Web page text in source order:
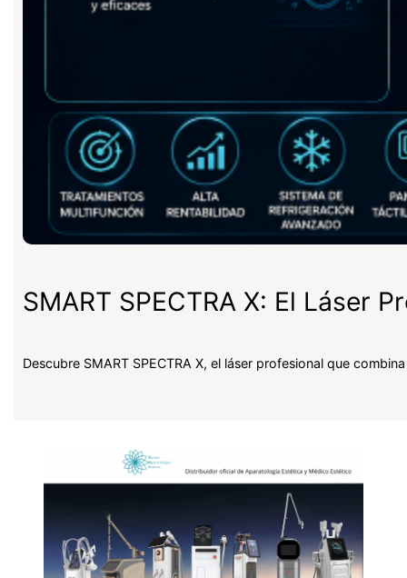
SMART SPECTRA X: El Láser
Descubre SMART SPECTRA X, el láser profesional que